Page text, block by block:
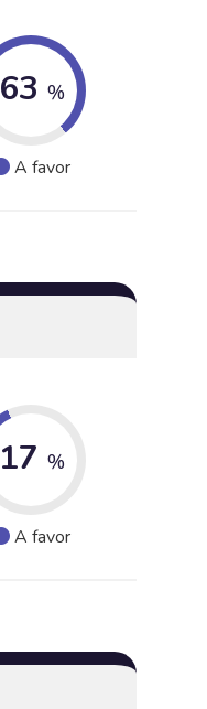
63 %
A favor
17 %
A favor